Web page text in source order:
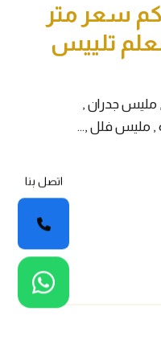
جوال:0556350474 كم سعر متر
تلييس
مليس جدران ,
مليس فلل ,…
اتصل بنا